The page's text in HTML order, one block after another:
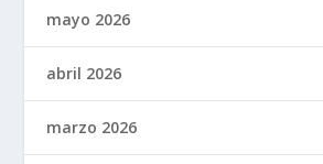
mayo 2026
abril 2026
marzo 2026